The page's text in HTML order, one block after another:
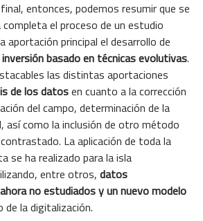
entonces, podemos resumir que se
el proceso de un estudio
aportación principal el desarrollo de
basado en técnicas evolutivas.
las distintas aportaciones
de los datosen cuanto a la corrección
del campo, determinación de la
así como la inclusión de otro método
La aplicación de toda la
se ha realizado para la isla
entre otros, datos
no estudiados y un nuevo modelo
de la digitalización.